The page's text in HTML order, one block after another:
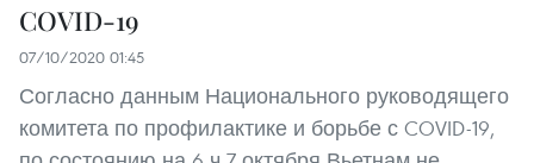
COVID-19
07/10/2020 01:45
Согласно данным Национального руководящего
комитета по профилактике и борьбе с COVID-19,